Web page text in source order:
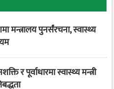
मन्त्रालय पुनर्संरचना, स्वास्थ्य
र पूर्वाधारमा स्वास्थ्य मन्त्री